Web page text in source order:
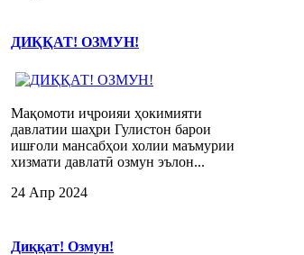
ДИҚҚАТ! ОЗМУН!
Мақомоти иҷроияи ҳокимияти
давлатии шаҳри Гулистон барои
ишғоли мансабҳои холии маъмурии
хизмати давлатӣ озмун эълон...
24 Апр 2024
Диққат! Озмун!